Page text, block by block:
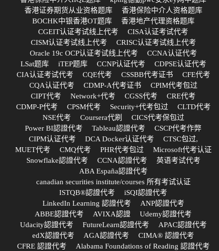
香港证券期货从业资格题库
香港保险中介人资格题库
BOCHK中银香港OT题库
香港地产代理资格题库
CGEIT认证考试线上代考
CISA认证考试代考
CISM认证考试线上代考
CRISC认证考试线上代考
Oracle 19c OCP认证考试线上代考
CCNA认证代考
LSat题库
iTEP题库 CCNP认证代考
CDPSE认证代考
CIA认证考试代考
CQE代考 CSSBB代考证书
CFE代考
CQA认证代考
CDMP-A代考证书
CPIM代考包过
CIPT代考
Network+代考 CGSS代考
CRE代考
CDMP-P代考
CPSM代考 Security+代考包过
CLTD代考
NSE代考
Coursera代刷
CICS代考保包过
Power BI認證代考
Tableau認證代考
CSCP代考作弊
CIPM认证代考
DCA Docker认证代考
CTSC包过,
MUET代考
CMQ代考 PHR代考包过
Microsoft代考认证
Snowflake認證代考
CCNA認證代考
英语考试代考
ABA España認證代考
canadian securities institute/courses 所有考试认证
ISTQB®認證代考
iSQI認證代考
LinkedIn Learning 認證代考
ANP認證代考
ABBE認證代考
AVIXA認證
Udemy認證代考
Udacity認證代考
FutureLearn認證代考
APAC認證代考
edX認證代考
AGA認證代考
CIMA® 認證代考
CFRE 認證代考
Alabama Foundations of Reading 認證代考